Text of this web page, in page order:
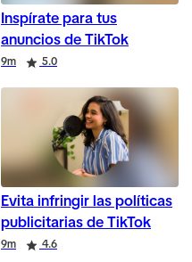
Inspírate para tus
anuncios de TikTok
9m 5.0
Evita infringir las políticas
publicitarias de TikTok
9m 4.6